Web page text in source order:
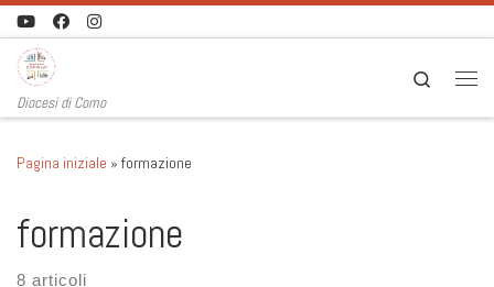
Passa al contenuto
Diocesi di Como
Search
Pagina iniziale » formazione
formazione
8 articoli